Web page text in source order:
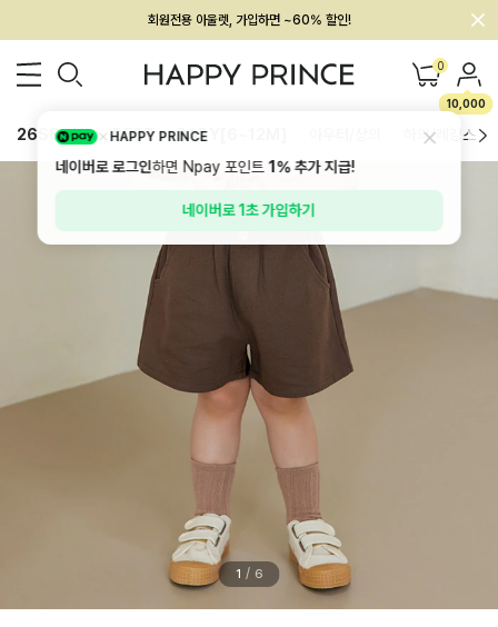
회원전용 아울렛, 가입하면 ~60% 할인!
멤버십 최대 28,000원 혜택 0
10,000
26SS 신상 BEST BABY[6~12M] 하의/레깅스
1 / 6
HAPPY PRINCE
네이버로 로그인하면 Npay 포인트1%추가 지급!
네이버로 1초 가입하기